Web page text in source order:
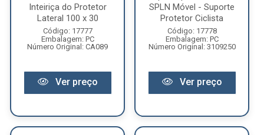
Inteiriça do Protetor
Lateral 100 x 30
Código: 17777
Embalagem: PC
Número Original: CA089
Ver preço
SPLN Móvel - Suporte
Protetor Ciclista
Código: 17778
Embalagem: PC
Número Original: 3109250
Ver preço